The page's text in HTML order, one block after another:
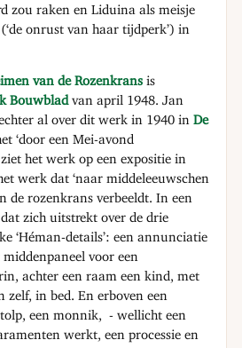
zou raken en Liduina als meisje
onrust van haar tijdperk’) in
van de Rozenkrans is
Bouwbladvan april 1948. Jan
al over dit werk in 1940 inDe
‘door een Mei-avond
het werk op een expositie in
werk dat ‘naar middeleeuwschen
de rozenkrans verbeeldt. In een
zich uitstrekt over de drie
‘Héman-details’: een annunciatie
voor een
achter een raam een kind, met
zelf, in bed. En erboven een
een monnik, - wellicht een
werkt, een processie en